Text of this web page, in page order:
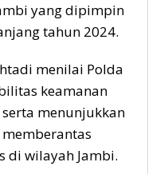
yang dipimpin
tahun 2024.
menilai Polda
keamanan
menunjukkan
di wilayah Jambi.